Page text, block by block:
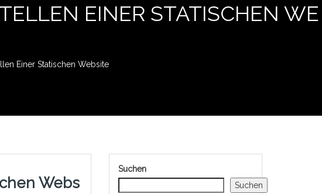
EINER STATISCHEN WE
Einer Statischen Website
Webs
Suchen
Suchen